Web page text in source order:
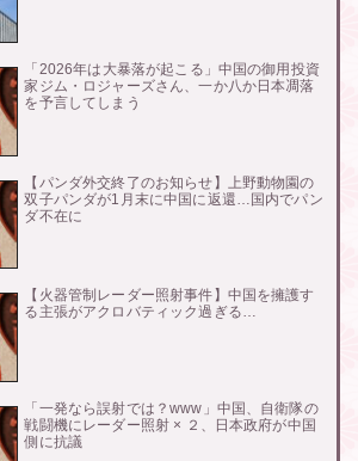
「2026年は大暴落が起こる」中国の御用投資
家ジム・ロジャーズさん、一か八か日本凋落
を予言してしまう
【パンダ外交終了のお知らせ】上野動物園の
双子パンダが1月末に中国に返還…国内でパン
ダ不在に
【火器管制レーダー照射事件】中国を擁護す
る主張がアクロバティック過ぎる…
「一発なら誤射では？www」中国、自衛隊の
戦闘機にレーダー照射 × ２、日本政府が中国
側に抗議